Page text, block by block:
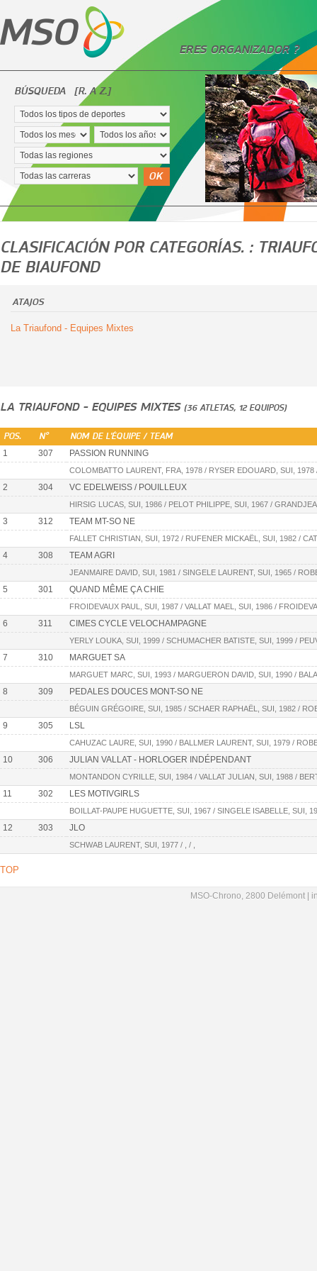
ERES ORGANIZADOR ?
BÚSQUEDA [R. A Z.]
OK
CLASIFICACIÓN POR CATEGORÍAS. :
DE BIAUFOND
ATAJOS
La Triaufond - Equipes Mixtes
LA TRIAUFOND - EQUIPES MIXTES (36 ATLETAS, 12 EQUIPOS)
POS. N° NOM DE L'ÉQUIPE / TEAM
1 307 PASSION RUNNING
COLOMBATTO LAURENT, FRA, 1978 / RYSER EDOUARD, SUI,
2 304 VC EDELWEISS / POUILLEUX
HIRSIG LUCAS, SUI, 1986 / PELOT PHILIPPE, SUI, 1967 /
3 312 TEAM MT-SO NE
FALLET CHRISTIAN, SUI, 1972 / RUFENER MICKAËL, SUI, 1982 /
4 308 TEAM AGRI
JEANMAIRE DAVID, SUI, 1981 / SINGELE LAURENT, SUI, 1965 /
5 301 QUAND MÊME ÇA CHIE
FROIDEVAUX PAUL, SUI, 1987 / VALLAT MAEL, SUI, 1986 /
6 311 CIMES CYCLE VELOCHAMPAGNE
YERLY LOUKA, SUI, 1999 / SCHUMACHER BATISTE, SUI, 1999 /
7 310 MARGUET SA
MARGUET MARC, SUI, 1993 / MARGUERON DAVID, SUI, 1990 /
8 309 PEDALES DOUCES MONT-SO NE
BÉGUIN GRÉGOIRE, SUI, 1985 / SCHAER RAPHAËL, SUI, 1982 /
9 305 LSL
CAHUZAC LAURE, SUI, 1990 / BALLMER LAURENT, SUI, 1979 /
10 306 JULIAN VALLAT - HORLOGER INDÉPENDANT
MONTANDON CYRILLE, SUI, 1984 / VALLAT JULIAN, SUI, 1988 /
11 302 LES MOTIVGIRLS
BOILLAT-PAUPE HUGUETTE, SUI, 1967 / SINGELE ISABELLE, SUI,
12 303 JLO
SCHWAB LAURENT, SUI, 1977 / , / ,
TOP
MSO-Chrono, 2800 Delémont |